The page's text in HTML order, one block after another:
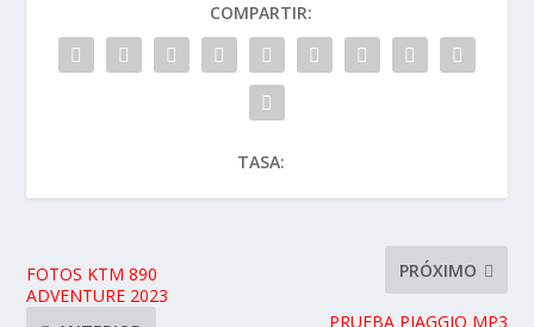
COMPARTIR:
TASA:
FOTOS KTM 890
ADVENTURE 2023
PRÓXIMO
PRUEBA PIAGGIO MP3